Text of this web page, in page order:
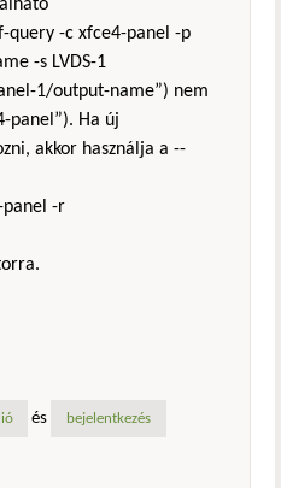
query -c xfce4-panel -p
-s LVDS-1
1/output-name”) nem
panel”). Ha új
akkor használja a --
panel -r
és bejelentkezés